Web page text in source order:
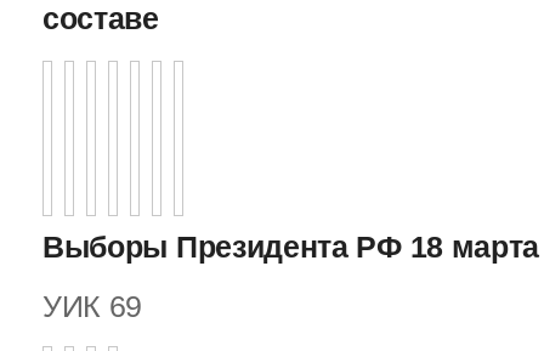
составе
Выборы Президента РФ 18 марта
УИК 69